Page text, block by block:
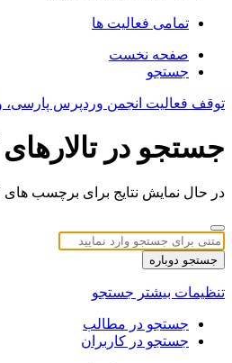
تمامی فعالیت ها
صفحه نخست
جستجو
توقف فعالیت انجمن وردپرس پارسی،
جستجو در
در حال نمایش نتایج برای برچسب
جستجو دوباره
تنظیمات بیشتر جستجو
جستجو در مطالب
جستجو در کاربران